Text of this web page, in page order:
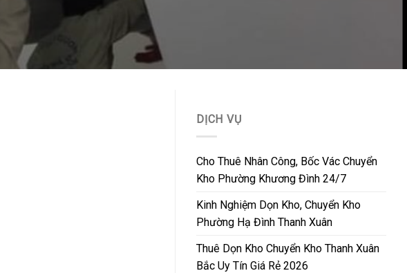
DỊCH VỤ
Cho Thuê Nhân Công, Bốc Vác Chuyển
Kho Phường Khương Đình 24/7
Kinh Nghiệm Dọn Kho, Chuyển Kho
Phường Hạ Đình Thanh Xuân
Thuê Dọn Kho Chuyển Kho Thanh Xuân
Bắc Uy Tín Giá Rẻ 2026